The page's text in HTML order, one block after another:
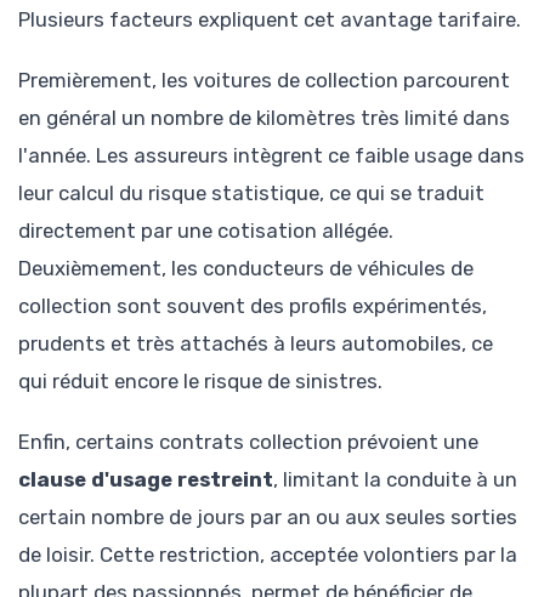
Plusieurs facteurs expliquent cet avantage tarifaire.
Premièrement, les voitures de collection parcourent
en général un nombre de kilomètres très limité dans
l'année. Les assureurs intègrent ce faible usage dans
leur calcul du risque statistique, ce qui se traduit
directement par une cotisation allégée.
Deuxièmement, les conducteurs de véhicules de
collection sont souvent des profils expérimentés,
prudents et très attachés à leurs automobiles, ce
qui réduit encore le risque de sinistres.
Enfin, certains contrats collection prévoient une
clause d'usage restreint, limitant la conduite à un
certain nombre de jours par an ou aux seules sorties
de loisir. Cette restriction, acceptée volontiers par la
plupart des passionnés, permet de bénéficier de